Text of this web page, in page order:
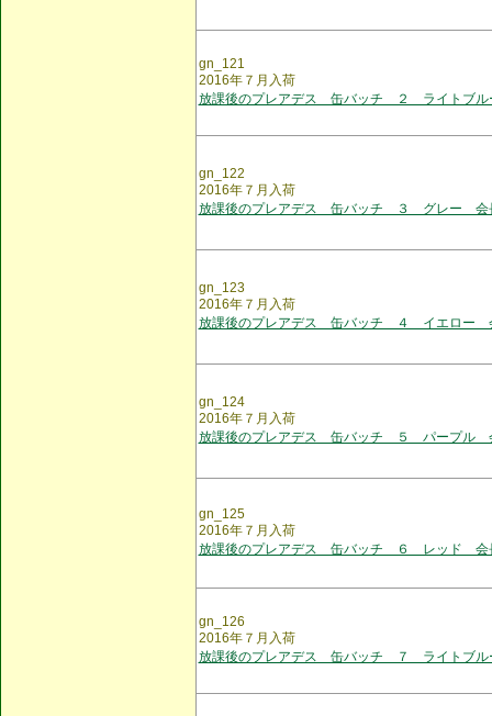
gn_121
2016年７月入荷
放課後のプレアデス 缶バッチ ２ ライトブ
gn_122
2016年７月入荷
放課後のプレアデス 缶バッチ ３ グレー 会
gn_123
2016年７月入荷
放課後のプレアデス 缶バッチ ４ イエロー
gn_124
2016年７月入荷
放課後のプレアデス 缶バッチ ５ パープル
gn_125
2016年７月入荷
放課後のプレアデス 缶バッチ ６ レッド 会
gn_126
2016年７月入荷
放課後のプレアデス 缶バッチ ７ ライトブ